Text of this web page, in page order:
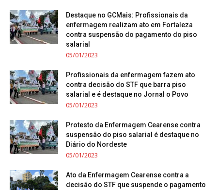
Destaque no GCMais: Profissionais da
enfermagem realizam ato em Fortaleza
contra suspensão do pagamento do piso
salarial
05/01/2023
Profissionais da enfermagem fazem ato
contra decisão do STF que barra piso
salarial e é destaque no Jornal o Povo
05/01/2023
Protesto da Enfermagem Cearense contra
suspensão do piso salarial é destaque no
Diário do Nordeste
05/01/2023
Ato da Enfermagem Cearense contra a
decisão do STF que suspende o pagamento